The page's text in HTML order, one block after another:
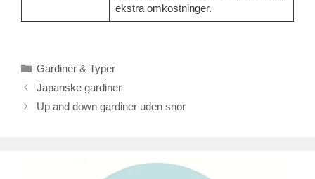
ekstra omkostninger.
Kategorier
Gardiner & Typer
Japanske gardiner
Up and down gardiner uden snor